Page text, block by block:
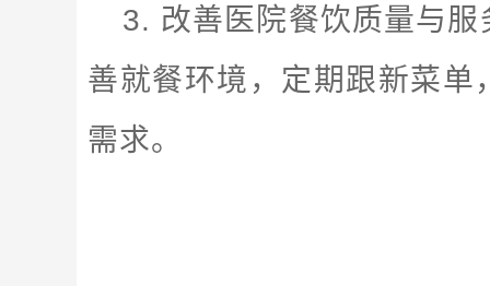
3. 改善医院餐饮质量与
善就餐环境，定期跟新菜
需求。